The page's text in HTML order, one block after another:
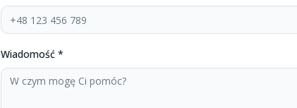
Wiadomość *